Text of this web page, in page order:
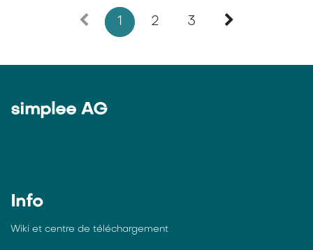
1 2 3
simplee AG
Info
Wiki et centre de téléchargement